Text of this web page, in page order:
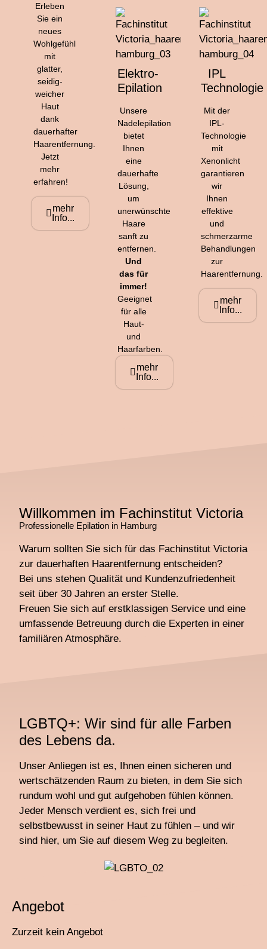
Erleben
Sie ein
neues
Wohlgefühl
mit
glatter,
seidig-
weicher
Haut
dank
dauerhafter
Haarentfernung.
Jetzt
mehr
erfahren!
mehr
Info...
Elektro-
Epilation
Unsere
Nadelepilation
bietet
Ihnen
eine
dauerhafte
Lösung,
um
unerwünschte
Haare
sanft zu
entfernen.
Und
das für
immer!
Geeignet
für alle
Haut-
und
Haarfarben.
mehr
Info...
IPL
Technologie
Mit der
IPL-
Technologie
mit
Xenonlicht
garantieren
wir
Ihnen
effektive
und
schmerzarme
Behandlungen
zur
Haarentfernung.
mehr
Info...
Willkommen im Fachinstitut Victoria
Professionelle Epilation in Hamburg
Warum sollten Sie sich für das Fachinstitut Victoria
zur dauerhaften Haarentfernung entscheiden?
Bei uns stehen Qualität und Kundenzufriedenheit
seit über 30 Jahren an erster Stelle.
Freuen Sie sich auf erstklassigen Service und eine
umfassende Betreuung durch die Experten in einer
familiären Atmosphäre.
LGBTQ+: Wir sind für alle Farben
des Lebens da.
Unser Anliegen ist es, Ihnen einen sicheren und
wertschätzenden Raum zu bieten, in dem Sie sich
rundum wohl und gut aufgehoben fühlen können.
Jeder Mensch verdient es, sich frei und
selbstbewusst in seiner Haut zu fühlen – und wir
sind hier, um Sie auf diesem Weg zu begleiten.
Angebot
Zurzeit kein Angebot